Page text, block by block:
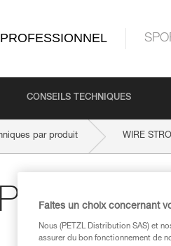
PROFESSIONNEL
CONSEILS TECHNIQUES
par produit WIRE
Faites un choix concernant
Nous (PETZL Distribution SAS) et
assurer du bon fonctionnement de